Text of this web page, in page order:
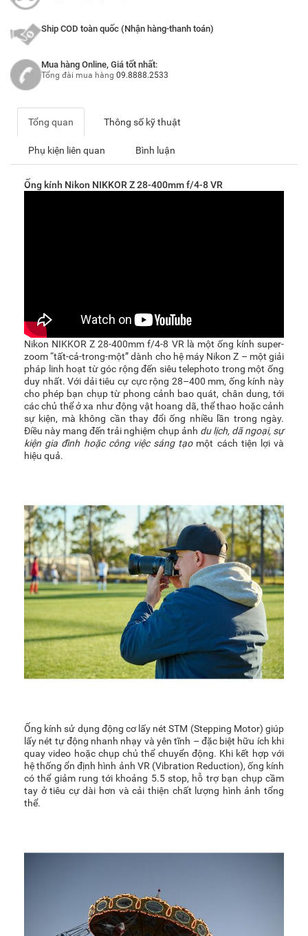
Ship COD toàn quốc (Nhận hàng-thanh toán)
Mua hàng Online, Giá tốt nhất:
Tổng đài mua hàng 09.8888.2533
Tổng quan Thông số kỹ thuật
Phụ kiện liên quan Bình luận
Ống kính Nikon NIKKOR Z 28-400mm f/4-8 VR
Nikon NIKKOR Z 28-400mm f/4-8 VR là một ống kính super-
zoom “tất-cả-trong-một” dành cho hệ máy Nikon Z – một giải
pháp linh hoạt từ góc rộng đến siêu telephoto trong một ống
duy nhất. Với dải tiêu cự cực rộng 28–400 mm, ống kính này
cho phép bạn chụp từ phong cảnh bao quát, chân dung, tới
các chủ thể ở xa như động vật hoang dã, thể thao hoặc cảnh
sự kiện, mà không cần thay đổi ống nhiều lần trong ngày.
Điều này mang đến trải nghiệm chụp ảnh du lịch, dã ngoại, sự
kiện gia đình hoặc công việc sáng tạomột cách tiện lợi và
hiệu quả.
Ống kính sử dụng động cơ lấy nét STM (Stepping Motor) giúp
lấy nét tự động nhanh nhạy và yên tĩnh – đặc biệt hữu ích khi
quay video hoặc chụp chủ thể chuyển động. Khi kết hợp với
hệ thống ổn định hình ảnh VR (Vibration Reduction), ống kính
có thể giảm rung tới khoảng 5.5 stop, hỗ trợ bạn chụp cầm
tay ở tiêu cự dài hơn và cải thiện chất lượng hình ảnh tổng
thể.